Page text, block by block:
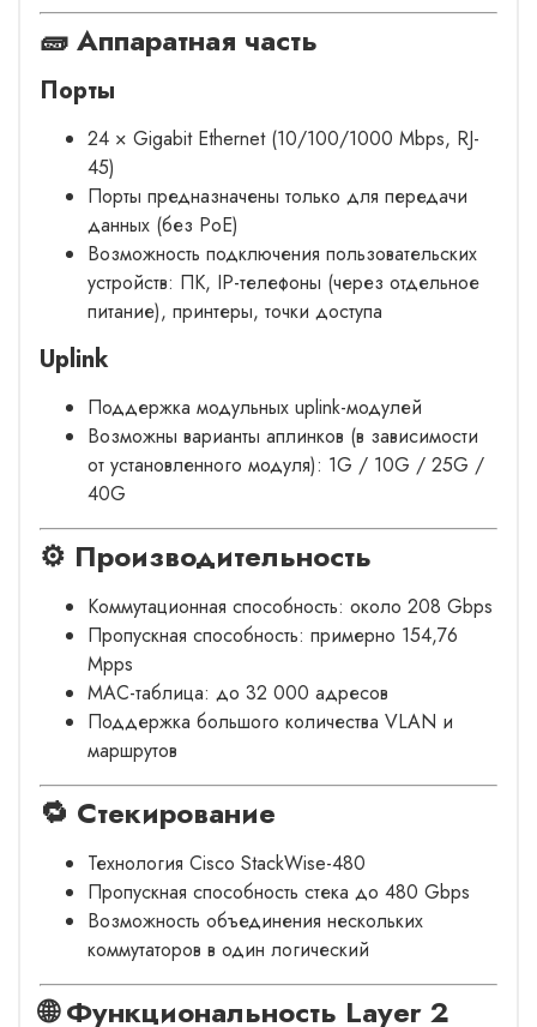
🧱 Аппаратная часть
Порты
24 × Gigabit Ethernet (10/100/1000 Mbps, RJ-
45)
Порты предназначены только для передачи
данных (без PoE)
Возможность подключения пользовательских
устройств: ПК, IP-телефоны (через отдельное
питание), принтеры, точки доступа
Uplink
Поддержка модульных uplink-модулей
Возможны варианты аплинков (в зависимости
от установленного модуля): 1G / 10G / 25G /
40G
⚙️ Производительность
Коммутационная способность: около 208 Gbps
Пропускная способность: примерно 154,76
Mpps
MAC-таблица: до 32 000 адресов
Поддержка большого количества VLAN и
маршрутов
🔁 Стекирование
Технология Cisco StackWise-480
Пропускная способность стека до 480 Gbps
Возможность объединения нескольких
коммутаторов в один логический
🌐 Функциональность Layer 2